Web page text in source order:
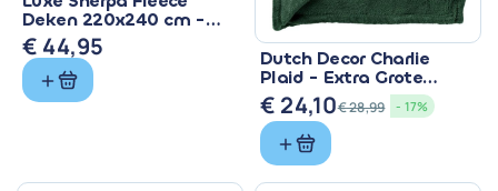
Deken 220x240 cm -
Superzacht & Warm
€ 44,95
Dutch Decor Charlie
Plaid - Extra Grote
Fleece Deken Groen
€28,99
Oorspronkelijke
prijs
was:
€ 24,10
Huidige
prijs
is:
- 17%